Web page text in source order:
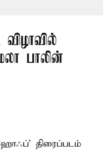
பாலின்
திரைப்படம்